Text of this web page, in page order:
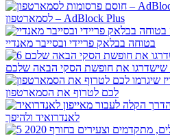
לסמארטפון – AdBlock Plus
בטוחה בבלאק פריידי ובסייבר מאנדיי
שישדרגו את חופשת הסקי הבאה שלכם
לכם לטרוף את הסמארטפון
לאנדרואיד ולהיפך